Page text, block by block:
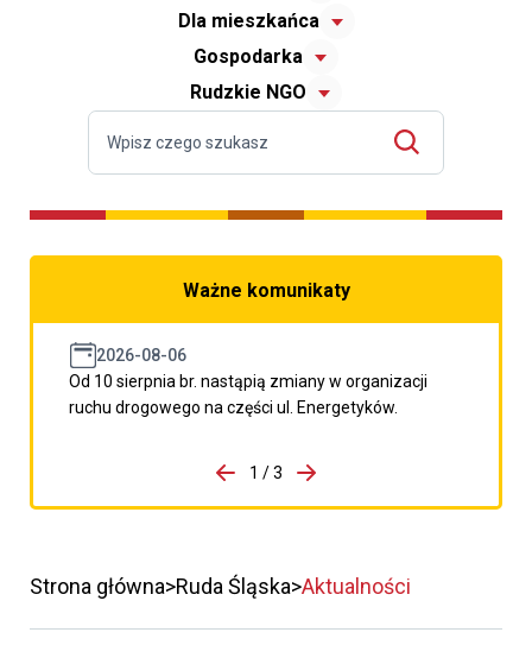
Dla mieszkańca
Gospodarka
Rudzkie NGO
Ważne komunikaty
2026-08-06
Od 10 sierpnia br. nastąpią zmiany w organizacji
ruchu drogowego na części ul. Energetyków.
porzpedniego komunikatu
1 / 3
Przejdź do następnego
Strona główna Ruda Śląska Aktualności